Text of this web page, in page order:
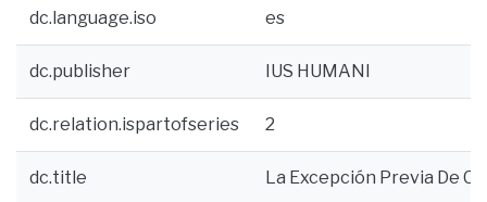
dc.language.iso es
dc.publisher IUS HUMANI
dc.relation.ispartofseries 2
dc.title La Excepción Previa De